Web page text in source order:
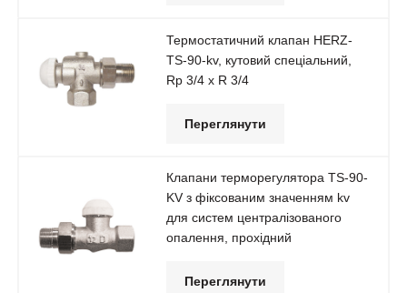
Термостатичний клапан HERZ-
TS-90-kv, кутовий спеціальний,
Rp 3/4 x R 3/4
Переглянути
Клапани терморегулятора TS-90-
KV з фіксованим значенням kv
для систем централізованого
опалення, прохідний
Переглянути